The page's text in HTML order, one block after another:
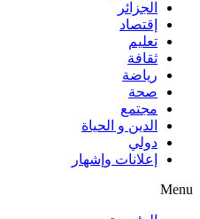
الجزائر
إقتصاد
تعليم
ثقافة
رياضة
صحة
مجتمع
الدين و الحياة
دولي
إعلانات وإشهار
Menu